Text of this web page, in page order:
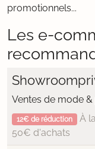
promotionnels...
Les e-
Ventes de mode
12€ de réduction À
50€ d'achats